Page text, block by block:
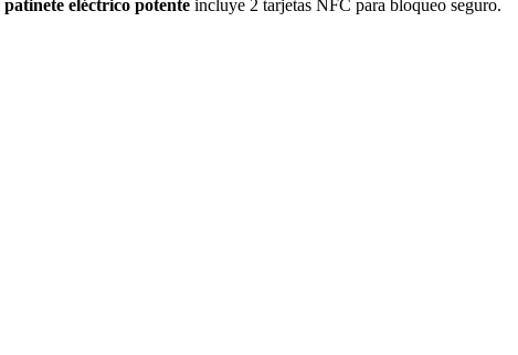
patinete eléctrico potente incluye 2 tarjetas NFC para bloqueo seguro.